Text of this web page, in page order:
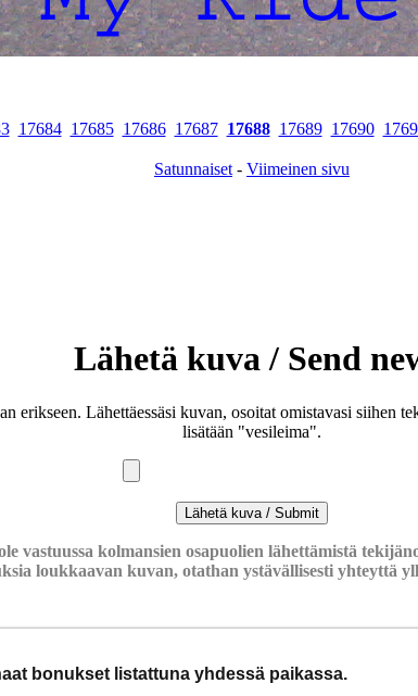
17684 17685 17686 17687 17688 17689 17690
Satunnaiset - Viimeinen sivu
Lähetä kuva / Send
erikseen. Lähettäessäsi kuvan, osoitat omistavasi
lisätään "vesileima".
vastuussa kolmansien osapuolien lähettämistä
loukkaavan kuvan, otathan ystävällisesti yhteyttä
bonukset listattuna yhdessä paikassa.